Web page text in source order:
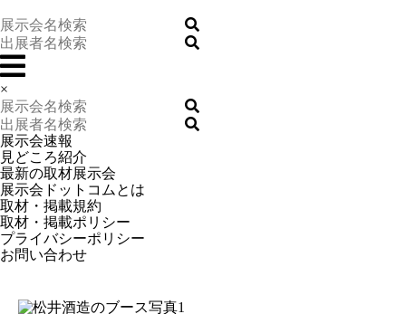
×
展示会速報
見どころ紹介
最新の取材展示会
展示会ドットコムとは
取材・掲載規約
取材・掲載ポリシー
プライバシーポリシー
お問い合わせ